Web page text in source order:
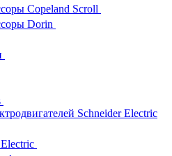
Copeland Scroll
Dorin
Schneider Electric